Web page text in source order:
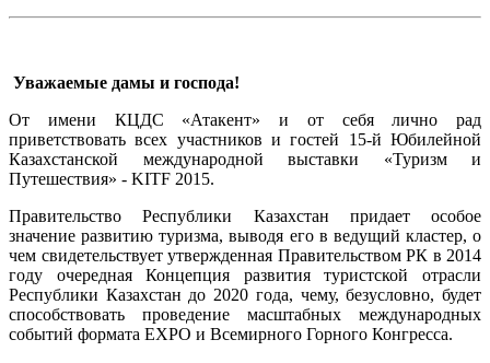
Уважаемые дамы и господа!
От имени КЦДС «Атакент» и от себя лично рад
приветствовать всех участников и гостей 15-й Юбилейной
Казахстанской международной выставки «Туризм и
Путешествия» - KITF 2015.
Правительство Республики Казахстан придает особое
значение развитию туризма, выводя его в ведущий кластер, о
чем свидетельствует утвержденная Правительством РК в 2014
году очередная Концепция развития туристской отрасли
Республики Казахстан до 2020 года, чему, безусловно, будет
способствовать проведение масштабных международных
событий формата EXPO и Всемирного Горного Конгресса.